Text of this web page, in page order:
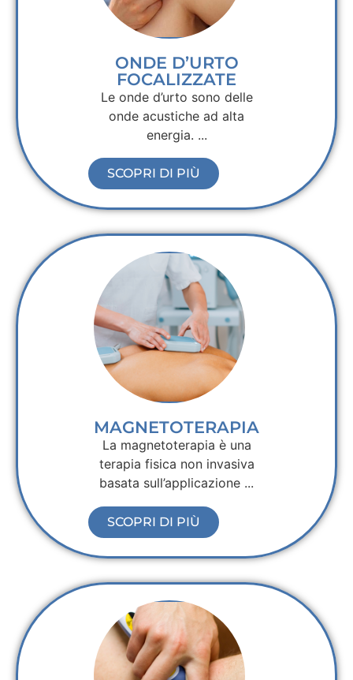
ONDE D’URTO
FOCALIZZATE
Le onde d’urto sono delle
onde acustiche ad alta
energia. ...
SCOPRI DI PIÙ
MAGNETOTERAPIA
La magnetoterapia è una
terapia fisica non invasiva
basata sull’applicazione ...
SCOPRI DI PIÙ